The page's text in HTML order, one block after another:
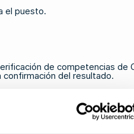
el puesto.
de competencias de
del resultado.
de seguridad y da lugar a
diarias a lo largo del tiempo.